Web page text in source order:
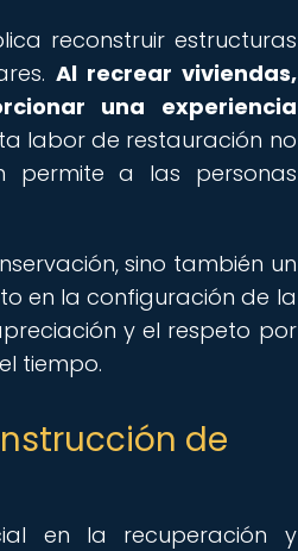
reconstruir estructuras
Al recrear viviendas,
una experiencia
labor de restauración no
permite a las personas
sino también un
en la configuración de la
y el respeto por
tiempo.
de
en la recuperación y